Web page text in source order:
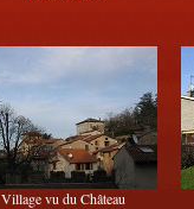
Village vu du Château